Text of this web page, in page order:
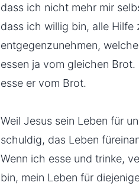
dass ich nicht mehr mir
dass ich willig bin, alle Hilfe
entgegenzunehmen,
essen ja vom gleichen
esse er vom Brot.
Weil Jesus sein Leben für
schuldig, das Leben
Wenn ich esse und trinke,
bin, mein Leben für